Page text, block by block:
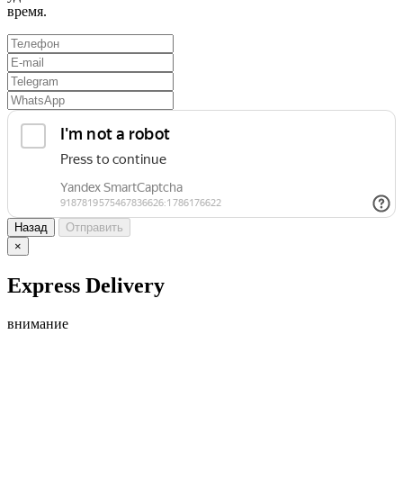
время.
Назад
Отправить
×
Express Delivery
внимание